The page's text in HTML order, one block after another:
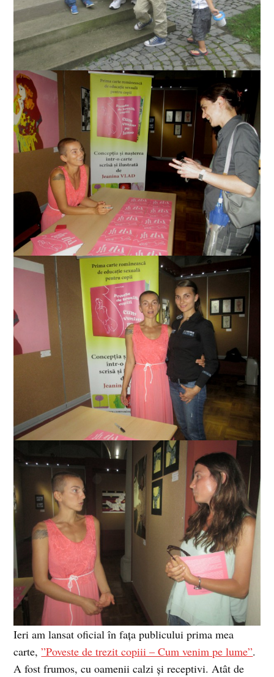
Ieri am lansat oficial în fața publicului prima mea
carte,”Poveste de trezit copiii – Cum venim pe lume”.
A fost frumos, cu oamenii calzi și receptivi. Atât de